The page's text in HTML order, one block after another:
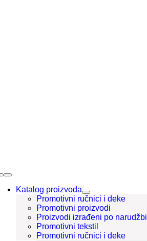
Katalog proizvoda
Promotivni ručnici i deke
Promotivni proizvodi
Proizvodi izrađeni po narudžbi
Promotivni tekstil
Promotivni ručnici i deke